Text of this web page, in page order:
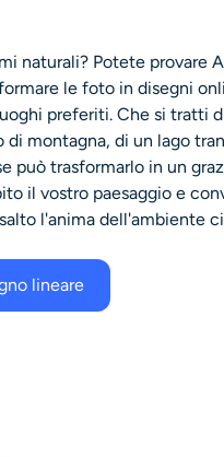
naturali? Potete provare
le foto in disegni
preferiti. Che si tratti
montagna, di un lago
può trasformarlo in un
il vostro paesaggio e
l'anima dell'ambiente
lineare